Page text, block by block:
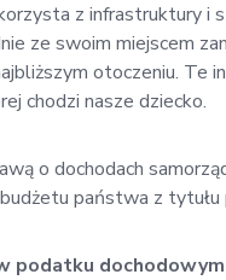
z infrastruktury i
ze swoim miejscem
otoczeniu. Te
chodzi nasze dziecko.
o dochodach
państwa z
podatku